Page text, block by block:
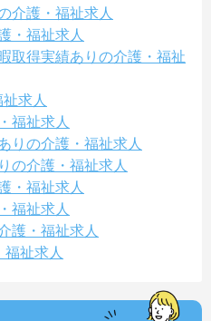
介護・福祉求人
・福祉求人
取得実績ありの介護・福祉
求人
福祉求人
りの介護・福祉求人
の介護・福祉求人
・福祉求人
福祉求人
護・福祉求人
祉求人